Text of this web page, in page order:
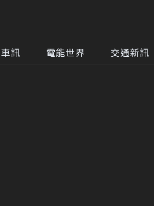
訊 電能世界 交通新訊